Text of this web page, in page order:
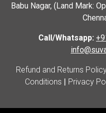
Babu Nagar, (Land Mark:
Call/Whatsapp:
Refund and Returns
Conditions | Privacy